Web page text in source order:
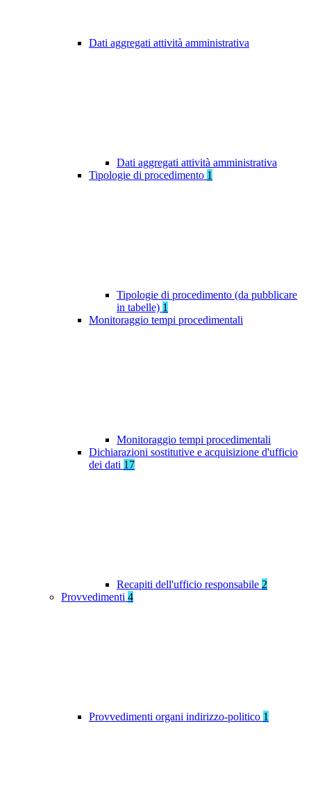
Dati aggregati attività amministrativa
Dati aggregati attività amministrativa
Tipologie di procedimento 1
Tipologie di procedimento (da pubblicare
in tabelle) 1
Monitoraggio tempi procedimentali
Monitoraggio tempi procedimentali
Dichiarazioni sostitutive e acquisizione d'ufficio
dei dati 17
Recapiti dell'ufficio responsabile 2
Provvedimenti 4
Provvedimenti organi indirizzo-politico 1